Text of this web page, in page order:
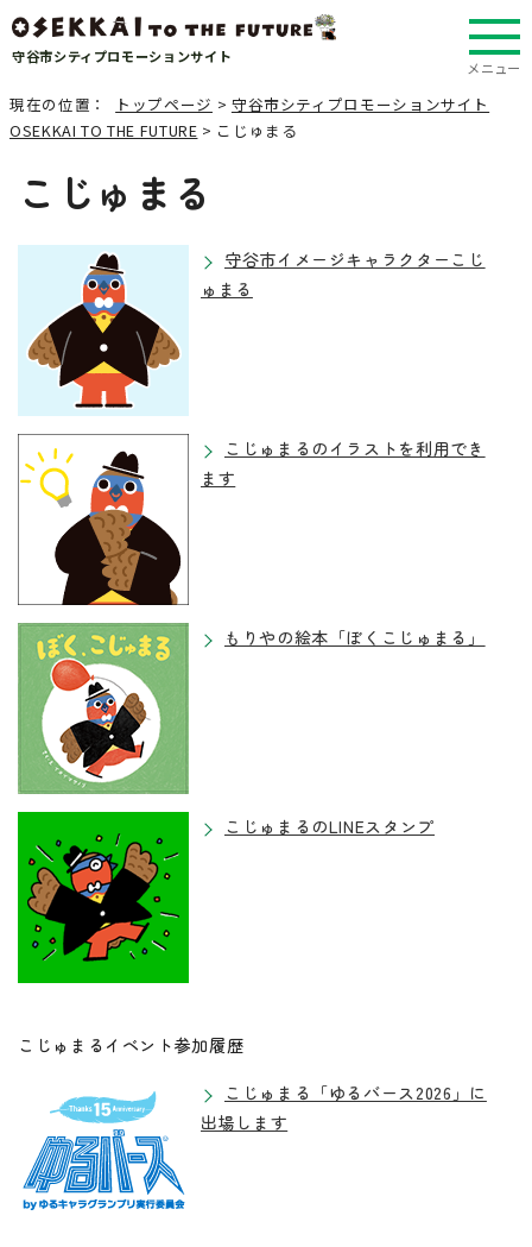
守谷市シティプロモーションサイト
メニュー
現在の位置： トップページ > 守谷市シティプロモーションサイト
OSEKKAI TO THE FUTURE > こじゅまる
こじゅまる
守谷市イメージキャラクターこじ
ゅまる
こじゅまるのイラストを利用でき
ます
もりやの絵本「ぼくこじゅまる」
こじゅまるのLINEスタンプ
こじゅまるイベント参加履歴
こじゅまる「ゆるバース2026」に
出場します